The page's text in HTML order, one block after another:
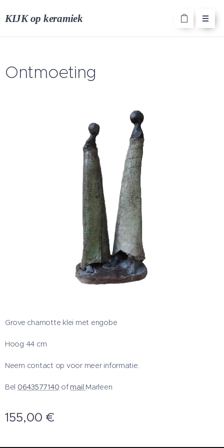
KIJK op keramiek
Ontmoeting
Grove chamotte klei met engobe
Hoog 44 cm
Neem contact op voor meer informatie.
Bel 0643577140 of mail Marleen
155,00 €